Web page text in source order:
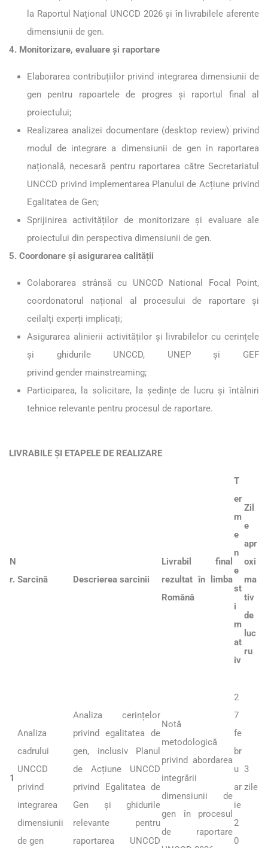
la Raportul Național UNCCD 2026 și în livrabilele aferente
dimensiunii de gen.
4. Monitorizare, evaluare și raportare
Elaborarea contribuțiilor privind integrarea dimensiunii de
gen pentru rapoartele de progres și raportul final al
proiectului;
Realizarea analizei documentare (desktop review) privind
modul de integrare a dimensiunii de gen în raportarea
națională, necesară pentru raportarea către Secretariatul
UNCCD privind implementarea Planului de Acțiune privind
Egalitatea de Gen;
Sprijinirea activităților de monitorizare și evaluare ale
proiectului din perspectiva dimensiunii de gen.
5. Coordonare și asigurarea calității
Colaborarea strânsă cu UNCCD National Focal Point,
coordonatorul național al procesului de raportare și
ceilalți experți implicați;
Asigurarea alinierii activităților și livrabilelor cu cerințele
și ghidurile UNCCD, UNEP și GEF
privind gender mainstreaming;
Participarea, la solicitare, la ședințe de lucru și întâlniri
tehnice relevante pentru procesul de raportare.
LIVRABILE ȘI ETAPELE DE REALIZARE
N
r. Sarcină Descrierea sarcinii
Livrabil final
rezultat în limba
Română
T
er
m
e
n
e
st
i
m
at
iv
Zil
e
apr
oxi
ma
tiv
de
luc
ru
1
Analiza
cadrului
UNCCD
privind
integrarea
dimensiunii
de gen
Analiza cerințelor
privind egalitatea de
gen, inclusiv Planul
de Acțiune UNCCD
privind Egalitatea de
Gen și ghidurile
relevante pentru
raportarea UNCCD
Notă
metodologică
privind abordarea
integrării
dimensiunii de
gen în procesul
de raportare
2
7
fe
br
u
ar
ie
2
0
3
zile